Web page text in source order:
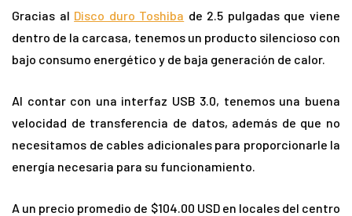
Gracias al Disco duro Toshiba de 2.5 pulgadas que viene
dentro de la carcasa, tenemos un producto silencioso con
bajo consumo energético y de baja generación de calor.
Al contar con una interfaz USB 3.0, tenemos una buena
velocidad de transferencia de datos, además de que no
necesitamos de cables adicionales para proporcionarle la
energía necesaria para su funcionamiento.
A un precio promedio de $104.00 USD en locales del centro